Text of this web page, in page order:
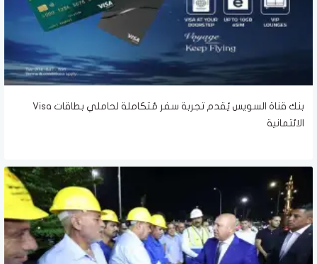
بنك قناة السويس يُقدم تجربة سفر مُتكاملة لحاملي بطاقات Visa
الائتمانية